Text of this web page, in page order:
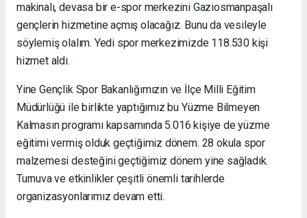
makinalı, devasa bir e-spor merkezini Gaziosmanpaşalı
gençlerin hizmetine açmış olacağız. Bunu da vesileyle
söylemiş olalım. Yedi spor merkezimizde 118.530 kişi
hizmet aldı.
Yine Gençlik Spor Bakanlığımızın ve İlçe Milli Eğitim
Müdürlüğü ile birlikte yaptığımız bu Yüzme Bilmeyen
Kalmasın programı kapsamında 5.016 kişiye de yüzme
eğitimi vermiş olduk geçtiğimiz dönem. 28 okula spor
malzemesi desteğini geçtiğimiz dönem yine sağladık.
Turnuva ve etkinlikler çeşitli önemli tarihlerde
organizasyonlarımız devam etti.